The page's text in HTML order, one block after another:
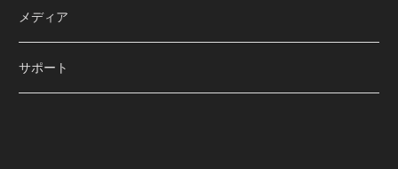
メディア
サポート